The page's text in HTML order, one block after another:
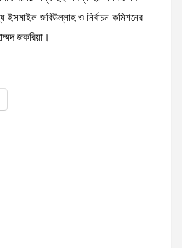
ইসমাইল জবিউল্লাহ ও নির্বাচন কমিশনের
জকরিয়া।